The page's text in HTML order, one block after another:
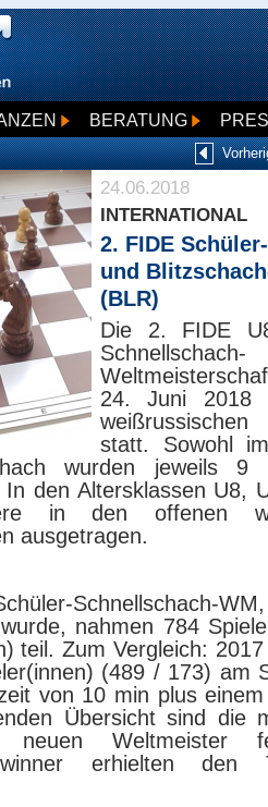
BERATUNG
24.06.2018
INTERNATIONAL
2. FIDE
und
(BLR)
Die 2. FIDE
24. Juni 2018
statt. Sowohl
wurden jeweils 9
den Altersklassen U8,
in den offenen
ausgetragen.
Schnellschach-
nahmen 784
teil. Zum Vergleich:
(489 / 173) am
von 10 min plus
Übersicht sind die
neuen
erhielten